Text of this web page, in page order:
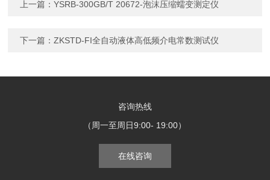
上一篇：YSRB-300GB/T 20672-泡沫压缩蠕变测定仪
下一篇：ZKSTD-FI全自动液体高低频介电常数测试仪
咨询热线
（周一至周日9:00- 19:00）
在线咨询